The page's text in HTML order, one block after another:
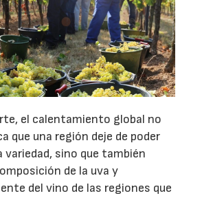
el calentamiento global no
que una región deje de poder
variedad, sino que también
de la uva y
del vino de las regiones que